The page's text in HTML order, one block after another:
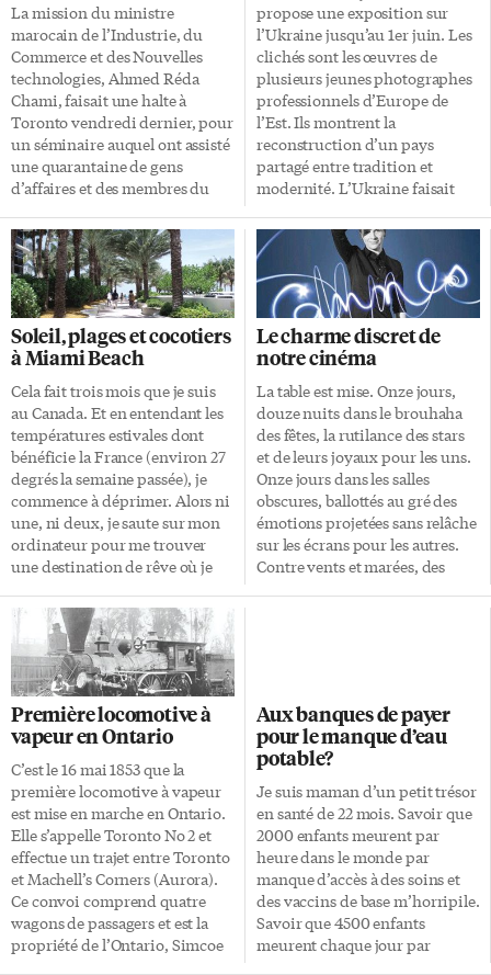
La mission du ministre
marocain de l’Industrie, du
Commerce et des Nouvelles
technologies, Ahmed Réda
Chami, faisait une halte à
Toronto vendredi dernier, pour
un séminaire auquel ont assisté
une quarantaine de gens
d’affaires et des membres du
Chami a rappelé les grands
chantiers du Maroc, mettant en
exergue les opportunités
d’investissement susceptibles
d’intéresser la communauté
canadienne des affaires. «La
confiance dans les institutions
politiques et économiques est
indispensable dans le monde
des affaires. La stabilité
politique et la résilience de
l’économie marocaine sont des
atouts solides qui consolident
l’offre marocaine», a-t-il
souligné. Durant cette
rencontre, les […]
propose une exposition sur
l’Ukraine jusqu’au 1er juin. Les
clichés sont les œuvres de
plusieurs jeunes photographes
professionnels d’Europe de
l’Est. Ils montrent la
reconstruction d’un pays
partagé entre tradition et
modernité. L’Ukraine faisait
importants du bloc soviétique
avec ses 46 millions d’habitants
pour une superficie égale à la
France. Indépendante depuis
1991, l’Ukraine est en pleine
phase de transition. «Tous les
pays d’Europe de l’Est sont à la
recherche de leur identité»,
explique Christine Medycky,
fondatrice et directrice
exécutive d’Altemus,
l’organisme à l’origine de cette
exposition. Jeunes artistes C’est
d’ailleurs […]
Soleil, plages et cocotiers
à Miami Beach
Cela fait trois mois que je suis
au Canada. Et en entendant les
températures estivales dont
bénéficie la France (environ 27
degrés la semaine passée), je
commence à déprimer. Alors ni
une, ni deux, je saute sur mon
ordinateur pour me trouver
une destination de rêve où je
sera donc la Floride, et
précisément Miami Beach,
temple de la bronzette. Pendant
quatre jours. Mercredi matin,
me voilà dans un avion… Les
tarifs des vols et des hôtels sont
très intéressants quand on part
hors saison et en milieu de
semaine. En à peine trois […]
Le charme discret de
notre cinéma
La table est mise. Onze jours,
douze nuits dans le brouhaha
des fêtes, la rutilance des stars
et de leurs joyaux pour les uns.
Onze jours dans les salles
obscures, ballottés au gré des
émotions projetées sans relâche
sur les écrans pour les autres.
Contre vents et marées, des
Festival. Du 12 au 23 mai,
fanfare et tapis rouge au Palais.
Rituel quand tu nous tiens!
N’est pas convié qui veut à […]
Première locomotive à
vapeur en Ontario
C’est le 16 mai 1853 que la
première locomotive à vapeur
est mise en marche en Ontario.
Elle s’appelle Toronto No 2 et
effectue un trajet entre Toronto
et Machell’s Corners (Aurora).
Ce convoi comprend quatre
wagons de passagers et est la
propriété de l’Ontario, Simcoe
Aux banques de payer
pour le manque d’eau
potable?
Je suis maman d’un petit trésor
en santé de 22 mois. Savoir que
2000 enfants meurent par
heure dans le monde par
manque d’accès à des soins et
des vaccins de base m’horripile.
Savoir que 4500 enfants
meurent chaque jour par